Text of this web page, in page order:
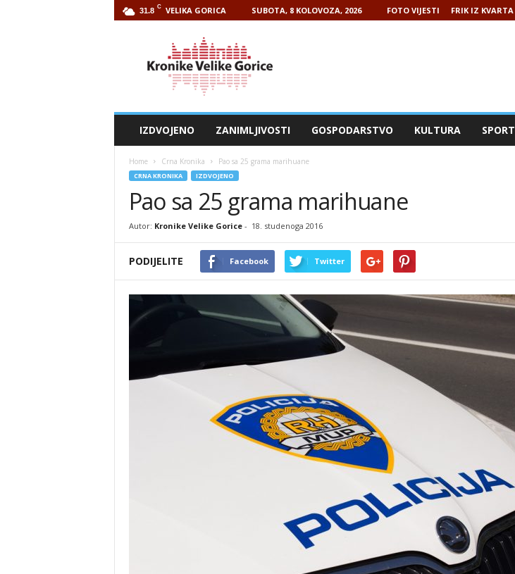
31.8 C VELIKA GORICA SUBOTA, 8 KOLOVOZA, 2026 FOTO VIJESTI FRIK IZ KVARTA
IZDVOJENO ZANIMLJIVOSTI GOSPODARSTVO KULTURA SPORT
Home Crna Kronika Pao sa 25 grama marihuane
CRNA KRONIKA IZDVOJENO
Pao sa 25 grama marihuane
Autor: Kronike Velike Gorice- 18. studenoga 2016
PODIJELITE Facebook Twitter